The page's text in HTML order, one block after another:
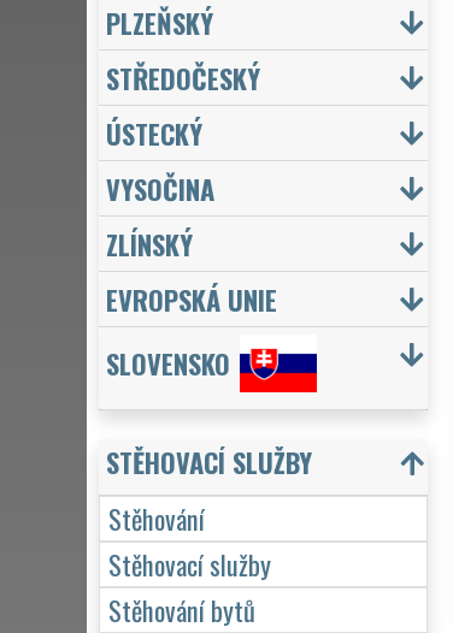
PLZEŇSKÝ
STŘEDOČESKÝ
ÚSTECKÝ
VYSOČINA
ZLÍNSKÝ
EVROPSKÁ UNIE
SLOVENSKO
STĚHOVACÍ SLUŽBY
Stěhování
Stěhovací služby
Stěhování bytů